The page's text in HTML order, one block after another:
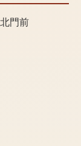
門前